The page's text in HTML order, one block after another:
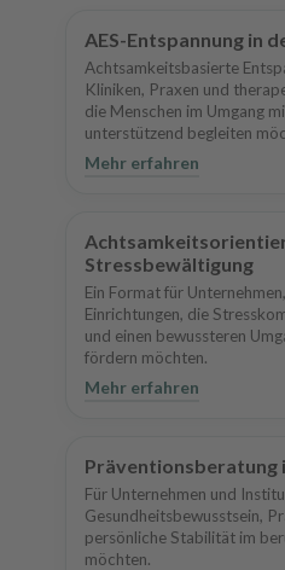
AES-Entspannung in
Achtsamkeitsbasierte
Kliniken, Praxen und
die Menschen im Umgang
unterstützend begleiten
Mehr erfahren
Stressbewältigung
Ein Format für
Einrichtungen, die
und einen bewussteren
fördern möchten.
Mehr erfahren
Präventionsberatung
Für Unternehmen und
Gesundheitsbewusstsein,
persönliche Stabilität im
möchten.